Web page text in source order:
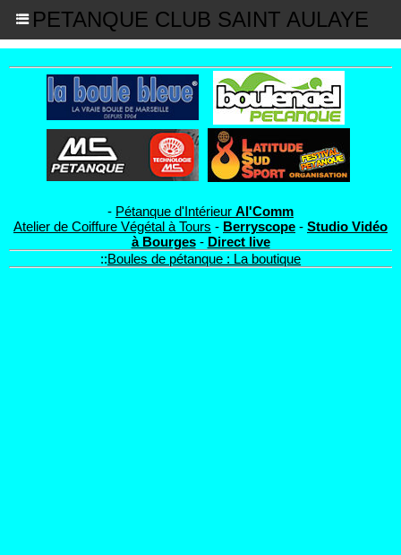
PETANQUE CLUB SAINT AULAYE
- Pétanque d'Intérieur Al'Comm
Atelier de Coiffure Végétal à Tours - Berryscope - Studio Vidéo
à Bourges- Direct live
::Boules de pétanque : La boutique